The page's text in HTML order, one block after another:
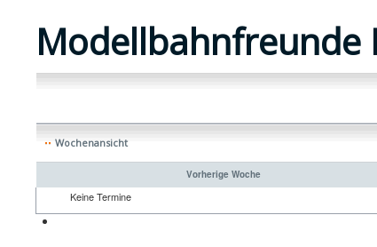
Modellbahnfreunde
Wochenansicht
Vorherige Woche
Keine Termine